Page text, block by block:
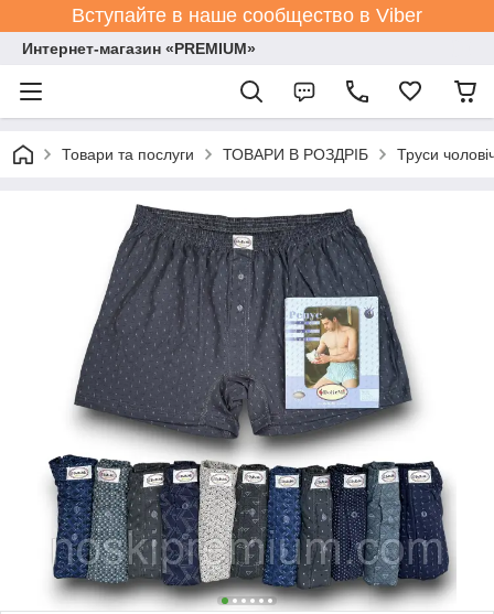
Вступайте в наше сообщество в Viber
Интернет-магазин «PREMIUM»
Товари та послуги ТОВАРИ В РОЗДРІБ Труси